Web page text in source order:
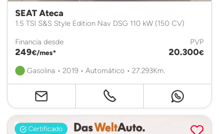
SEAT Ateca
1.5 TSI S&S Style Edition Nav DSG 110 kW (150 CV)
Financia desde
249€/mes*
PVP
20.300€
Gasolina • 2019 • Automático • 27.293Km.
Certificado